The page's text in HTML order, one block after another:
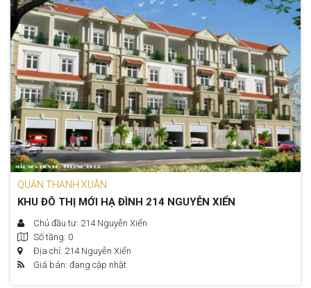
QUẬN THANH XUÂN
KHU ĐÔ THỊ MỚI HẠ ĐÌNH 214 NGUYỄN XIỂN
Chủ đầu tư: 214 Nguyễn Xiển
Số tầng: 0
Địa chỉ: 214 Nguyễn Xiển
Giá bán: đang cập nhật